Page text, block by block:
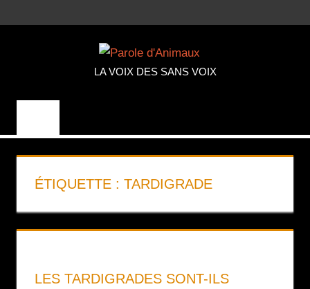
au
LA VOIX DES SANS VOIX
ÉTIQUETTE : TARDIGRADE
LES TARDIGRADES SONT-ILS